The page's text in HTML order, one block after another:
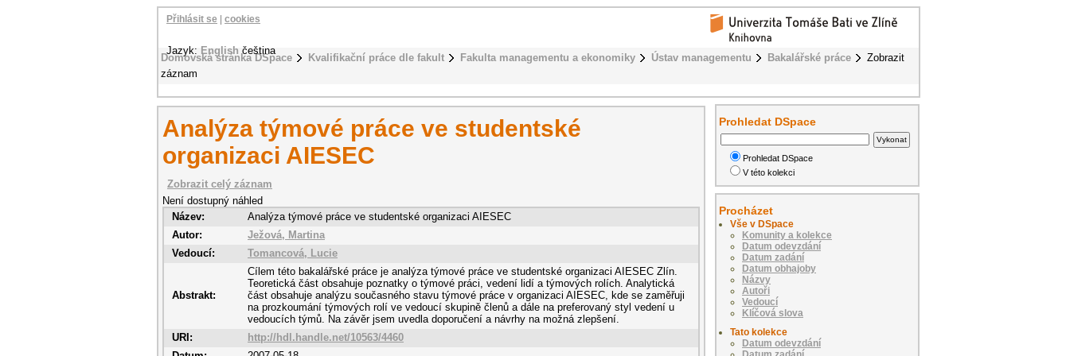
Domovská stránka DSpace Kvalifikační práce dle fakult Fakulta managementu a ekonomiky Ústav managementu Bakalářské práce
Zobrazit
záznam
Přihlásit se cookies
Jazyk: English čeština
Analýza týmové práce ve studentské
organizaci AIESEC
Zobrazit celý záznam
Není dostupný náhled
Název:
Analýza týmové práce ve studentské organizaci AIESEC
Autor:
Ježová, Martina
Vedoucí:
Tomancová, Lucie
Abstrakt:
Cílem této bakalářské práce je analýza týmové práce ve studentské organizaci AIESEC Zlín.
Teoretická část obsahuje poznatky o týmové práci, vedení lidí a týmových rolích. Analytická
část obsahuje analýzu současného stavu týmové práce v organizaci AIESEC, kde se zaměřuji
na prozkoumání týmových rolí ve vedoucí skupině členů a dále na preferovaný styl vedení u
vedoucích týmů. Na závěr jsem uvedla doporučení a návrhy na možná zlepšení.
URI:
http://hdl.handle.net/10563/4460
Prohledat DSpace
Prohledat DSpace
V této kolekci
Procházet
Vše v DSpace
Komunity a kolekce
Datum odevzdání
Datum zadání
Datum obhajoby
Názvy
Autoři
Vedoucí
Klíčová slova
Tato kolekce
Datum odevzdání